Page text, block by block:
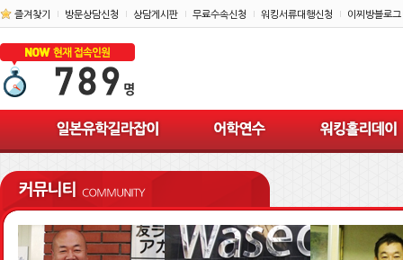
즐겨찾기 방문상담신청 상담게시판 무료수속신청 워킹서류대행신청 이찌방블로그